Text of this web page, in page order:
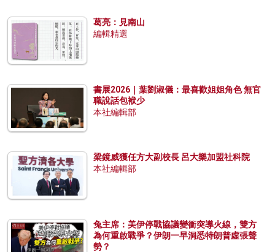
葛亮：見南山
編輯精選
書展2026｜葉劉淑儀：最喜歡姐姐角色 無官
職說話包袱少
本社編輯部
梁鏡威獲任方大副校長 呂大樂加盟社科院
本社編輯部
兔主席：美伊停戰協議變衝突導火線，雙方
為何重啟戰爭？伊朗一早洞悉特朗普虛張聲
勢？